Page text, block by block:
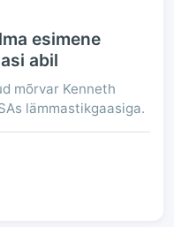
esimene
abil
mõrvar Kenneth
lämmastikgaasiga.